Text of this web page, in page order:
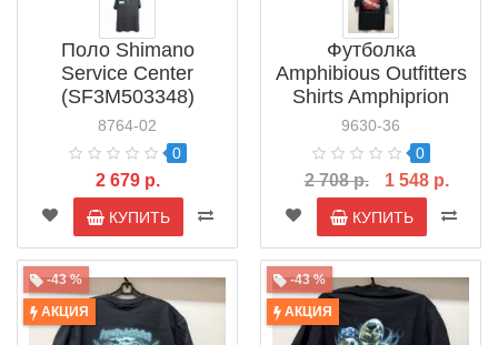
Поло Shimano
Service Center
(SF3M503348)
8764-02
0
2 679 р.
КУПИТЬ
Футболка
Amphibious Outfitters
Shirts Amphiprion
9630-36
0
2 708 р. 1 548 р.
КУПИТЬ
-43 %
АКЦИЯ
-43 %
АКЦИЯ